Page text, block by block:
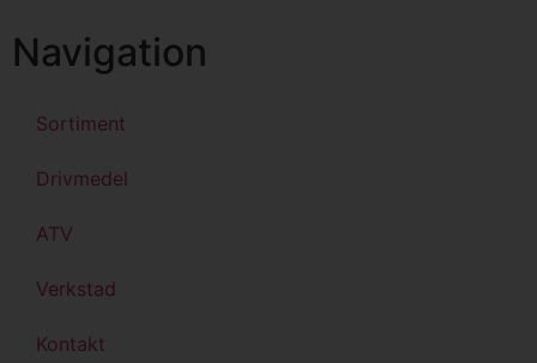
Navigation
Sortiment
Drivmedel
ATV
Verkstad
Kontakt